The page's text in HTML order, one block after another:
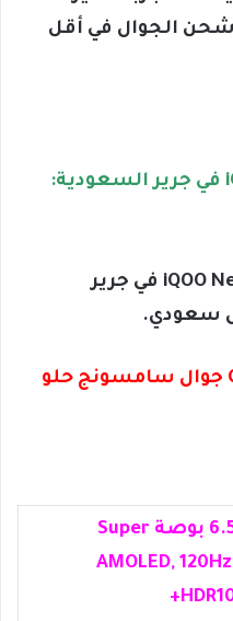
الجوال في أقل
أما عن سعر جوال فيفو iQOO Neo 6 في جرير
3- سامسونج Galaxy S20 FE جوال سامسونج حلو
6.5 بوصة Super
AMOLED,